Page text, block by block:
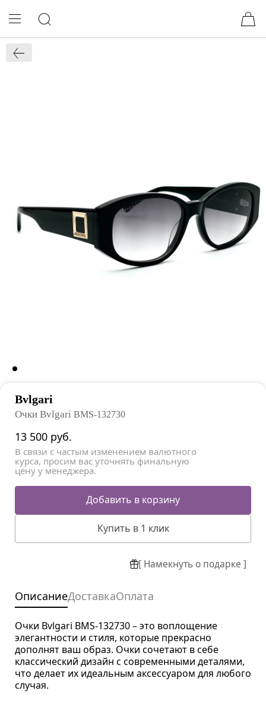
Bvlgari
Очки Bvlgari BMS-132730
13 500 руб.
В связи с частым изменением валютного
курса, просим вас уточнять финальную
цену у менеджера.
Добавить в корзину
Купить в 1 клик
[ Намекнуть о подарке ]
ОписаниеДоставкаОплата
Очки Bvlgari BMS-132730 – это воплощение
элегантности и стиля, которые прекрасно
дополнят ваш образ. Очки сочетают в себе
классический дизайн с современными деталями,
что делает их идеальным аксессуаром для любого
случая.